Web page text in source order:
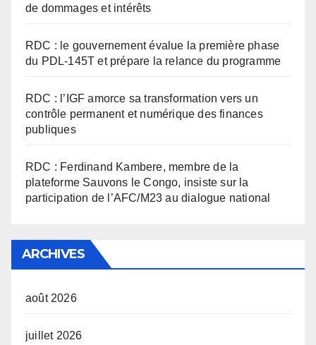
de dommages et intérêts
RDC : le gouvernement évalue la première phase
du PDL-145T et prépare la relance du programme
RDC : l’IGF amorce sa transformation vers un
contrôle permanent et numérique des finances
publiques
RDC : Ferdinand Kambere, membre de la
plateforme Sauvons le Congo, insiste sur la
participation de l’AFC/M23 au dialogue national
ARCHIVES
août 2026
juillet 2026